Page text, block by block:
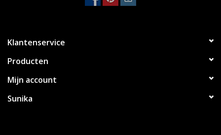
Klantenservice
Producten
Mijn account
Sunika